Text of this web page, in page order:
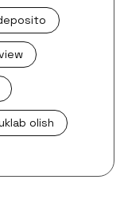
olish